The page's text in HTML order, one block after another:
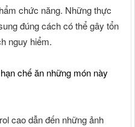
chức năng. Những thực
đúng cách có thể gây tổn
nguy hiểm.
cao dẫn đến những ảnh